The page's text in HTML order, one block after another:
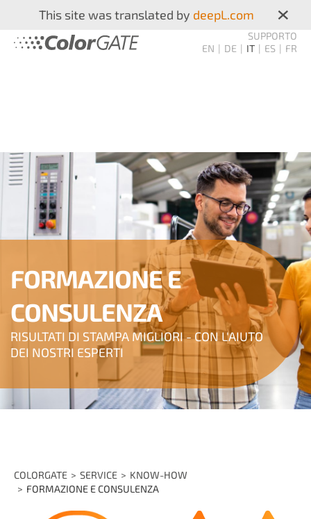
This site was translated by deepL.com ×
SUPPORTO
EN
DE IT ES FR
FORMAZIONE E
CONSULENZA
RISULTATI DI STAMPA MIGLIORI - CON L'AIUTO
DEI NOSTRI ESPERTI
COLORGATE SERVICE
KNOW-HOW
FORMAZIONE E CONSULENZA